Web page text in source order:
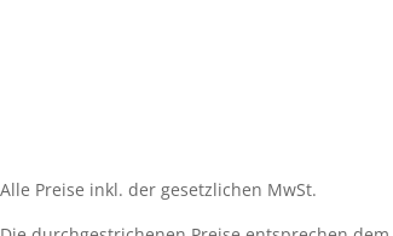
Alle Preise inkl. der gesetzlichen MwSt.